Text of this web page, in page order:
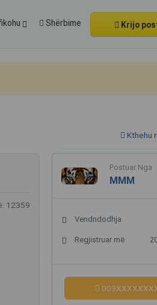
Shërbime Krijo
Kthehu
12359
Postuar Nga
MMM
Vendndodhja
Regjistruar më